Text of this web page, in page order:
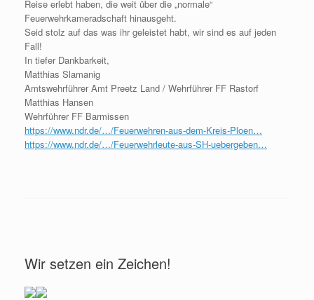
Reise erlebt haben, die weit über die „normale“
Feuerwehrkameradschaft hinausgeht.
Seid stolz auf das was ihr geleistet habt, wir sind es auf jeden
Fall!
In tiefer Dankbarkeit,
Matthias Slamanig
Amtswehrführer Amt Preetz Land / Wehrführer FF Rastorf
Matthias Hansen
Wehrführer FF Barmissen
https://www.ndr.de/…/Feuerwehren-aus-dem-Kreis-Ploen…
https://www.ndr.de/…/Feuerwehrleute-aus-SH-uebergeben…
Wir setzen ein Zeichen!